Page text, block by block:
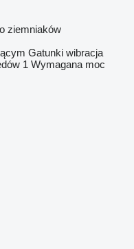
ziemniaków
Gatunki wibracja
1 Wymagana moc